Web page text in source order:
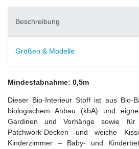
Beschreibung
Größen & Modelle
Mindestabnahme: 0,5m
Dieser Bio-Interieur Stoff ist aus Bio-
biologischem Anbau (kbA) und
Gardinen und Vorhänge sowie für
Patchwork-Decken und weiche
Kinderzimmer – Baby- und